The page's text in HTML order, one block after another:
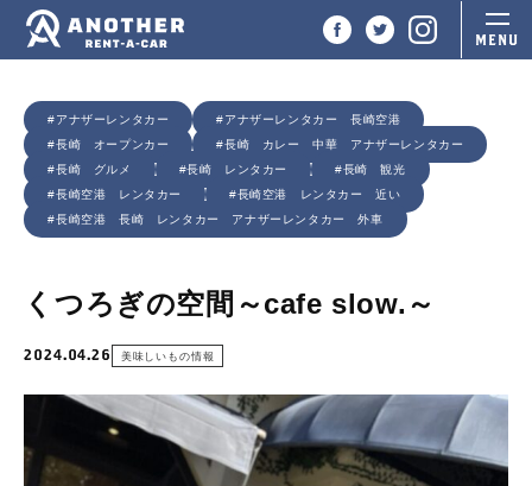
#アナザーレンタカー
#アナザーレンタカー 長崎空港
#長崎 オープンカー
#長崎 カレー 中華 アナザーレンタカー
#長崎 グルメ
#長崎 レンタカー
#長崎 観光
#長崎空港 レンタカー
#長崎空港 レンタカー 近い
#長崎空港 長崎 レンタカー アナザーレンタカー 外車
くつろぎの空間～cafe slow.～
2024.04.26 美味しいもの情報